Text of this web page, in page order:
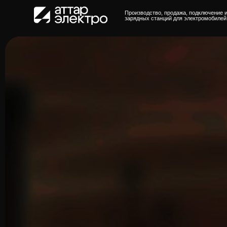
Производство, продажа, подключение и
зарядных станций для электромобилей